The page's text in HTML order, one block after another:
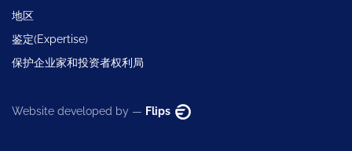
地区
鉴定(Expertise)
保护企业家和投资者权利局
Website developed by — Flips